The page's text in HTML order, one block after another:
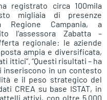
registrato circa 100mila
migliaia di presenze
Campania, a
l’assessora Zabatta –
regionale: le aziende
ampia e diversificata,
ittici”. “Questi risultati – ha
inseriscono in un contesto
e il peso strategico del
CREA su base ISTAT, in
attivi, con oltre 5.000